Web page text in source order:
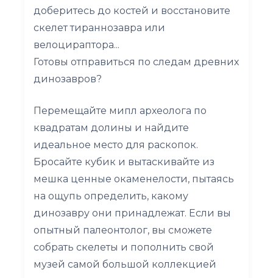
доберитесь до костей и восстановите
скелет тираннозавра или
велоцираптора...
Готовы отправиться по следам древних
динозавров?
Перемещайте мипл археолога по
квадратам долины и найдите
идеальное место для раскопок.
Бросайте кубик и вытаскивайте из
мешка ценные окаменелости, пытаясь
на ощупь определить, какому
динозавру они принадлежат. Если вы
опытный палеонтолог, вы сможете
собрать скелеты и пополнить свой
музей самой большой коллекцией